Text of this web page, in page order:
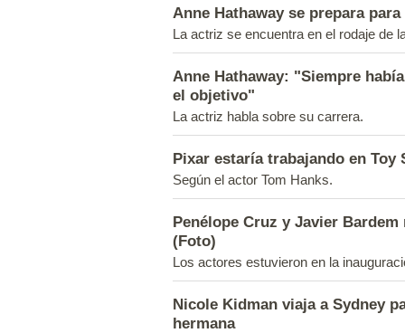
Anne Hathaway se prepara
La actriz se encuentra en el rodaje de
Anne Hathaway: "Siempre
el objetivo"
La actriz habla sobre su carrera.
Pixar estaría trabajando en Toy
Según el actor Tom Hanks.
Penélope Cruz y Javier
(Foto)
Los actores estuvieron en la
Nicole Kidman viaja a Sydney
hermana